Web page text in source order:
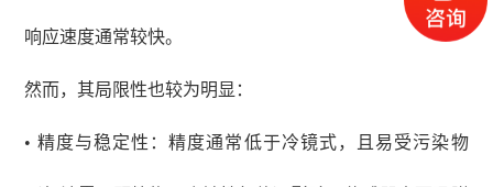
响应速度通常较快。
然而，其局限性也较为明显：
• 精度与稳定性：精度通常低于冷镜式，且易受污染物